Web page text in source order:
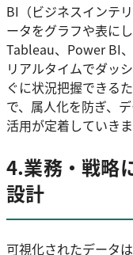
BI（ビジネスインテ
ータをグラフや表に
Tableau、Power BI
リアルタイムでダッ
ぐに状況把握できる
で、属人化を防ぎ、
活用が定着していきま
4.業務・戦略
設計
可視化されたデータ